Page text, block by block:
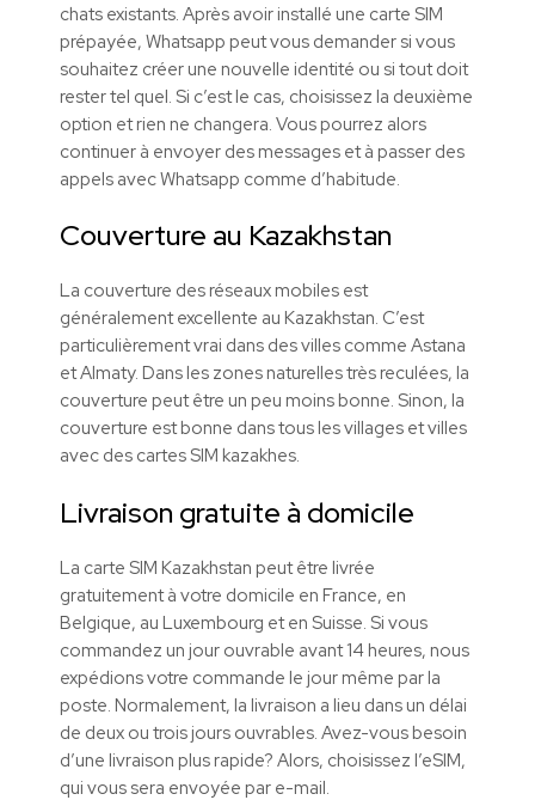
chats existants. Après avoir installé une carte SIM
prépayée, Whatsapp peut vous demander si vous
souhaitez créer une nouvelle identité ou si tout doit
rester tel quel. Si c’est le cas, choisissez la deuxième
option et rien ne changera. Vous pourrez alors
continuer à envoyer des messages et à passer des
appels avec Whatsapp comme d’habitude.
Couverture au Kazakhstan
La couverture des réseaux mobiles est
généralement excellente au Kazakhstan. C’est
particulièrement vrai dans des villes comme Astana
et Almaty. Dans les zones naturelles très reculées, la
couverture peut être un peu moins bonne. Sinon, la
couverture est bonne dans tous les villages et villes
avec des cartes SIM kazakhes.
Livraison gratuite à domicile
La carte SIM Kazakhstan peut être livrée
gratuitement à votre domicile en France, en
Belgique, au Luxembourg et en Suisse. Si vous
commandez un jour ouvrable avant 14 heures, nous
expédions votre commande le jour même par la
poste. Normalement, la livraison a lieu dans un délai
de deux ou trois jours ouvrables. Avez-vous besoin
d’une livraison plus rapide? Alors, choisissez l’eSIM,
qui vous sera envoyée par e-mail.